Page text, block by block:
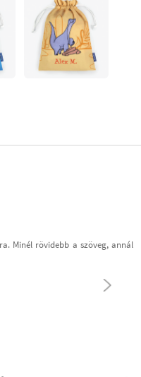
Minél rövidebb a szöveg, annál